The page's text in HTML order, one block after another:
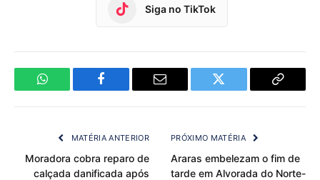
Siga no TikTok
WhatsApp Facebook Email Twitter
Copy
MATÉRIA ANTERIOR
Moradora cobra reparo de
calçada danificada após
PRÓXIMO MATÉRIA
Araras embelezam o fim de
tarde em Alvorada do Norte-